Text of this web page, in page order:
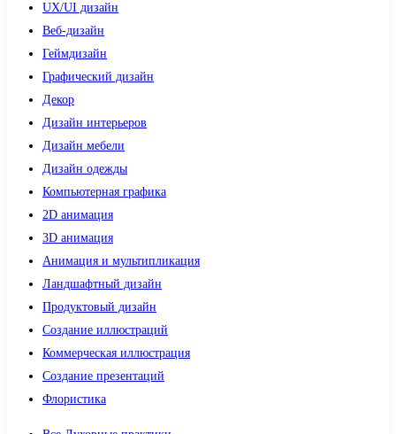
UX/UI дизайн
Веб-дизайн
Геймдизайн
Графический дизайн
Декор
Дизайн интерьеров
Дизайн мебели
Дизайн одежды
Компьютерная графика
2D анимация
3D анимация
Анимация и мультипликация
Ландшафтный дизайн
Продуктовый дизайн
Создание иллюстраций
Коммерческая иллюстрация
Создание презентаций
Флористика